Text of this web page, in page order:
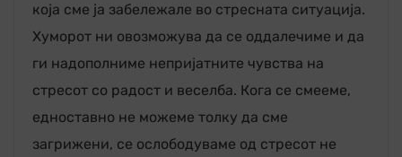
која сме ја забележале во стресната ситуација.
Хуморот ни овозможува да се оддалечиме и да
ги надополниме непријатните чувства на
стресот со радост и веселба. Кога се смееме,
едноставно не можеме толку да сме
загрижени, се ослободуваме од стресот не